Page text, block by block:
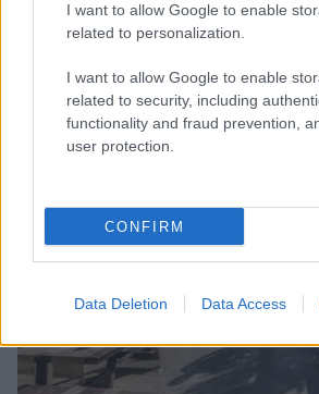
I want to allow Google to enable
related to personalization.
I want to allow Google to enable
related to security, including
functionality and fraud prevention,
user protection.
CONFIRM
Data Deletion Data Access
Continua a leggere